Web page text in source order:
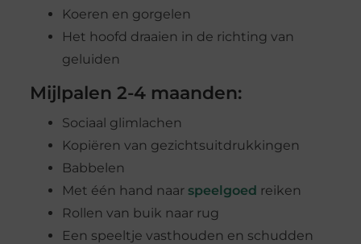
Koeren en gorgelen
Het hoofd draaien in de richting van
geluiden
Mijlpalen 2-4 maanden:
Sociaal glimlachen
Kopiëren van gezichtsuitdrukkingen
Babbelen
Met één hand naar speelgoed reiken
Rollen van buik naar rug
Een speeltje vasthouden en schudden